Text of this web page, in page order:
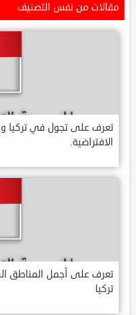
مقالات من نفس التصنيف
تعرف على تجول في تركيا
الافتراضية.
تعرف على أجمل المناطق
تركيا